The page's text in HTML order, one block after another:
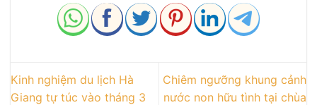
Kinh nghiệm du lịch Hà
Giang tự túc vào tháng 3
Chiêm ngưỡng khung cảnh
nước non hữu tình tại chùa